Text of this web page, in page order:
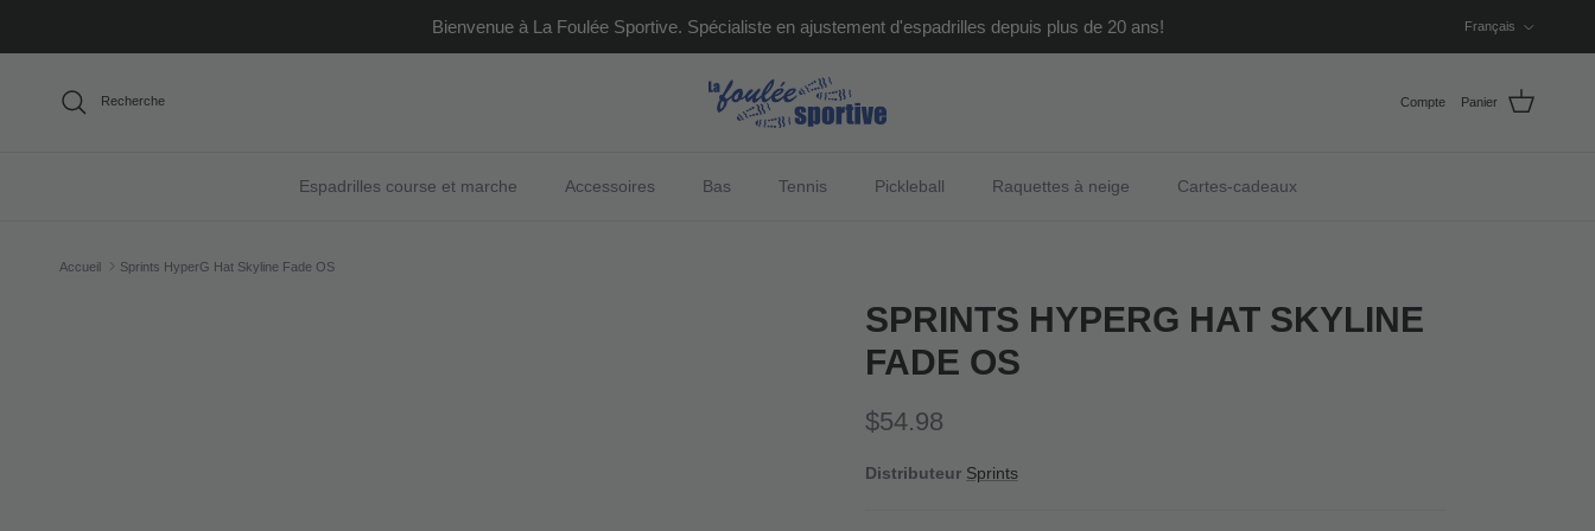
Bienvenue à La Foulée Sportive. Spécialiste en ajustement d'espadrilles depuis plus de 20 ans!
Français
Recherche Compte Panier
Espadrilles course et marche Accessoires Bas Tennis Pickleball Raquettes à neige Cartes-cadeaux
Accueil Sprints HyperG Hat Skyline Fade OS
SPRINTS HYPERG HAT SKYLINE
FADE OS
Prix habituel
$54.98
Distributeur Sprints